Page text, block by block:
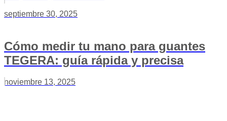
septiembre 30, 2025
Cómo medir tu mano para guantes
TEGERA: guía rápida y precisa
noviembre 13, 2025